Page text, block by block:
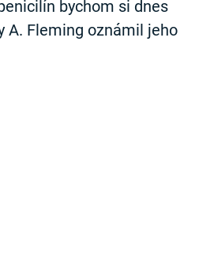
bychom si dnes
A. Fleming oznámil jeho